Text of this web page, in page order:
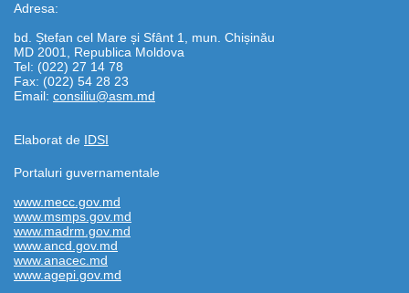
Adresa:
bd. Ștefan cel Mare și Sfânt 1, mun. Chișinău
MD 2001, Republica Moldova
Tel: (022) 27 14 78
Fax: (022) 54 28 23
Email: consiliu@asm.md
Elaborat de IDSI
Portaluri guvernamentale
www.mecc.gov.md
www.msmps.gov.md
www.madrm.gov.md
www.ancd.gov.md
www.anacec.md
www.agepi.gov.md